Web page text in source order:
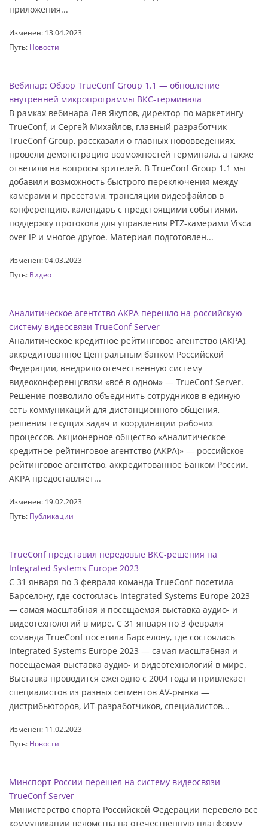
приложения...
Изменен: 13.04.2023
Путь: Новости
Вебинар: Обзор TrueConf Group 1.1 — обновление
внутренней микропрограммы ВКС-терминала
В рамках вебинара Лев Якупов, директор по маркетингу
TrueConf, и Сергей Михайлов, главный разработчик
TrueConf Group, рассказали о главных нововведениях,
провели демонстрацию возможностей терминала, а также
ответили на вопросы зрителей. В TrueConf Group 1.1 мы
добавили возможность быстрого переключения между
камерами и пресетами, трансляции видеофайлов в
конференцию, календарь с предстоящими событиями,
поддержку протокола для управления PTZ-камерами Visca
over IP и многое другое. Материал подготовлен...
Изменен: 04.03.2023
Путь: Видео
Аналитическое агентство АКРА перешло на российскую
систему видеосвязи TrueConf Server
Аналитическое кредитное рейтинговое агентство (АКРА),
аккредитованное Центральным банком Российской
Федерации, внедрило отечественную систему
видеоконференцсвязи «всё в одном» — TrueConf Server.
Решение позволило объединить сотрудников в единую
сеть коммуникаций для дистанционного общения,
решения текущих задач и координации рабочих
процессов. Акционерное общество «‎Аналитическое
кредитное рейтинговое агентство (АКРА)» — российское
рейтинговое агентство, аккредитованное Банком России.
АКРА предоставляет...
Изменен: 19.02.2023
Путь: Публикации
TrueConf представил передовые ВКС-решения на
Integrated Systems Europe 2023
C 31 января по 3 февраля команда TrueConf посетила
Барселону, где состоялась Integrated Systems Europe 2023
— самая масштабная и посещаемая выставка аудио- и
видеотехнологий в мире. C 31 января по 3 февраля
команда TrueConf посетила Барселону, где состоялась
Integrated Systems Europe 2023 — самая масштабная и
посещаемая выставка аудио- и видеотехнологий в мире.
Выставка проводится ежегодно с 2004 года и привлекает
специалистов из разных сегментов AV-рынка —
дистрибьюторов, ИТ-разработчиков, специалистов...
Изменен: 11.02.2023
Путь: Новости
Минспорт России перешел на систему видеосвязи
TrueConf Server
Министерство спорта Российской Федерации перевело все
коммуникации ведомства на отечественную платформу